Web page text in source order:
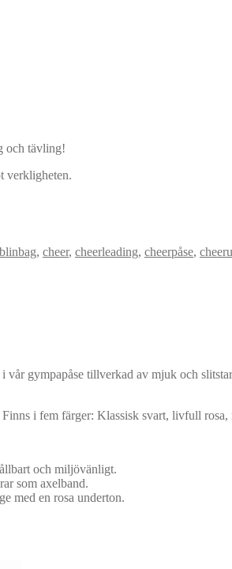
och tävling!
verkligheten.
blinbag, cheer, cheerleading, cheerpåse,
gympapåse tillverkad av mjuk och
i fem färger: Klassisk svart, livfull
och miljövänligt.
som axelband.
med en rosa underton.